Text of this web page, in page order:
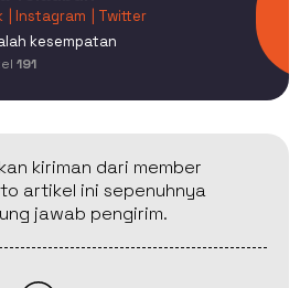
| Instagram
| Twitter
kesempatan
191
kiriman dari member
artikel ini sepenuhnya
jawab pengirim.